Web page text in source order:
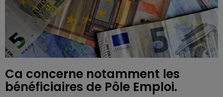
Ca concerne notamment les
bénéficiaires de Pôle Emploi.